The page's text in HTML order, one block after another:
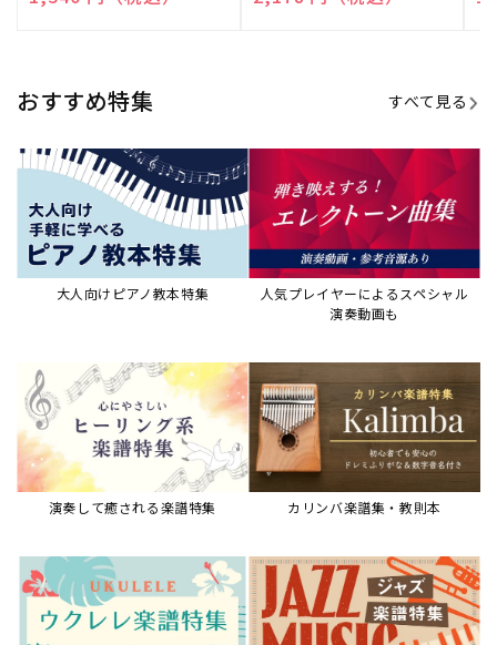
おすすめ特集 すべて見る
大人向けピアノ教本特集
人気プレイヤーによるスペシャル
演奏動画も
演奏して癒される楽譜特集 カリンバ楽譜集・教則本